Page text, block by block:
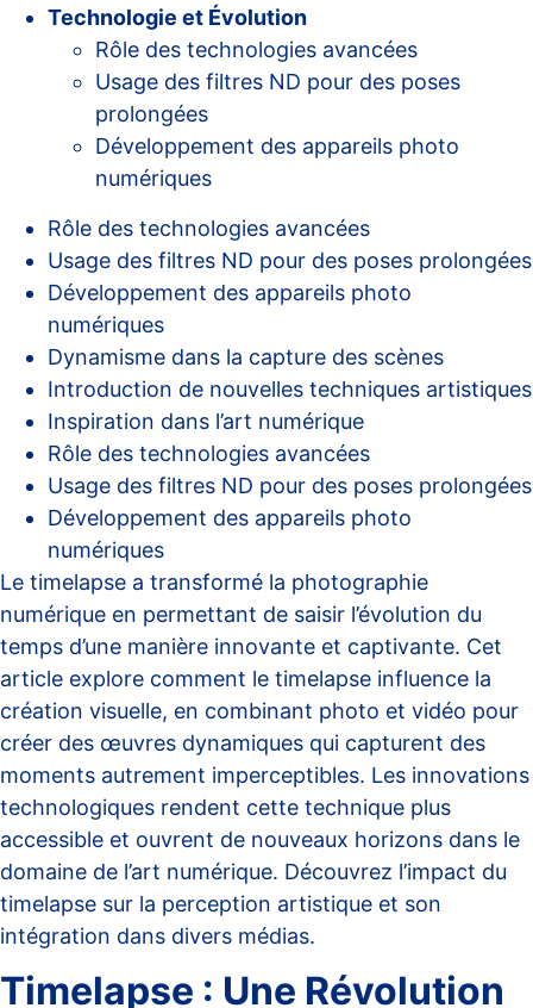
Technologie et Évolution
Rôle des technologies avancées
Usage des filtres ND pour des poses
prolongées
Développement des appareils photo
numériques
Rôle des technologies avancées
Usage des filtres ND pour des poses prolongées
Développement des appareils photo
numériques
Dynamisme dans la capture des scènes
Introduction de nouvelles techniques artistiques
Inspiration dans l’art numérique
Rôle des technologies avancées
Usage des filtres ND pour des poses prolongées
Développement des appareils photo
numériques
Le timelapse a transformé la photographie
numérique en permettant de saisir l’évolution du
temps d’une manière innovante et captivante. Cet
article explore comment le timelapse influence la
création visuelle, en combinant photo et vidéo pour
créer des œuvres dynamiques qui capturent des
moments autrement imperceptibles. Les innovations
technologiques rendent cette technique plus
accessible et ouvrent de nouveaux horizons dans le
domaine de l’art numérique. Découvrez l’impact du
timelapse sur la perception artistique et son
intégration dans divers médias.
Timelapse : Une Révolution